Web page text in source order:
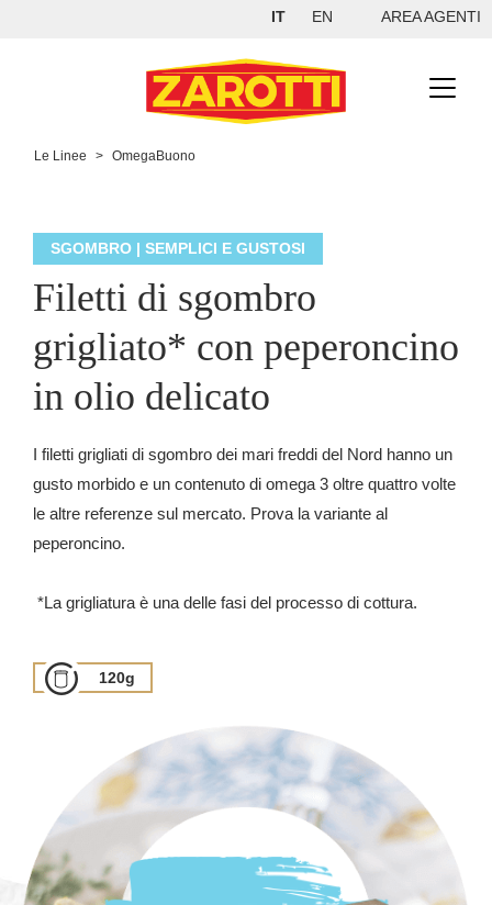
IT EN AREA AGENTI
Le Linee > OmegaBuono
SGOMBRO | SEMPLICI E GUSTOSI
Filetti di sgombro
grigliato* con peperoncino
in olio delicato
I filetti grigliati di sgombro dei mari freddi del Nord hanno un
gusto morbido e un contenuto di omega 3 oltre quattro volte
le altre referenze sul mercato. Prova la variante al
peperoncino.
*La grigliatura è una delle fasi del processo di cottura.
120g